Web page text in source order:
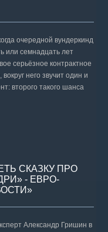
очередной вундеркинд
или семнадцать лет
серьёзное контрактное
него звучит один и
второго такого шанса
СКАЗКУ ПРО
- ЕВРО-
Александр Гришин в